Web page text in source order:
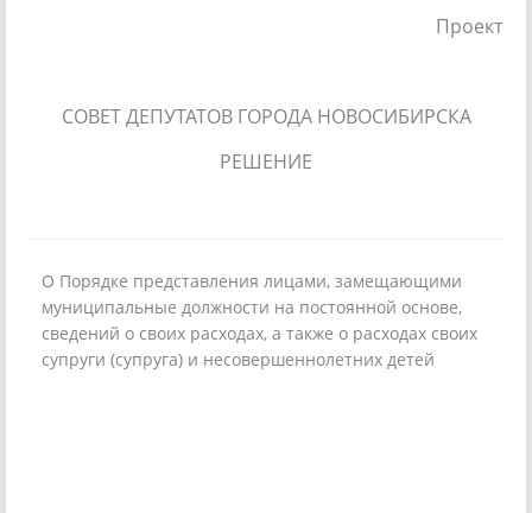
Проект
СОВЕТ ДЕПУТАТОВ ГОРОДА НОВОСИБИРСКА
РЕШЕНИЕ
О Порядке представления лицами, замещающими
муниципальные должности на постоянной основе,
сведений о своих расходах, а также о расходах своих
супруги (супруга) и несовершеннолетних детей